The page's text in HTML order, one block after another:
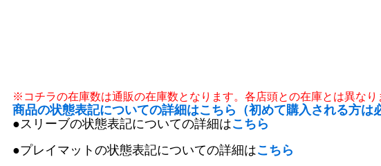
※コチラの在庫数は通販の在庫数となります。各店頭との在庫とは異なり
商品の状態表記についての詳細はこちら（初めて購入される方は
●スリーブの状態表記についての詳細はこちら
●プレイマットの状態表記についての詳細はこちら